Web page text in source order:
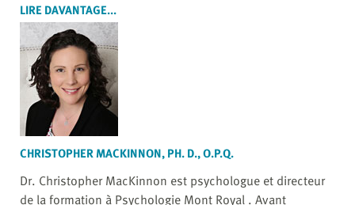
LIRE DAVANTAGE...
CHRISTOPHER MACKINNON, PH. D., O.P.Q.
Dr. Christopher MacKinnon est psychologue et directeur
de la formation à Psychologie Mont Royal . Avant